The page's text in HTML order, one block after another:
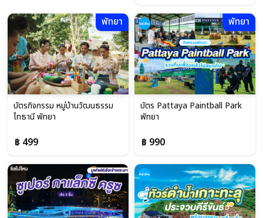
พัทยา
บัตรกิจกรรม หมู่บ้านวัฒนธรรม
ไทธานี พัทยา
฿ 499
พัทยา
บัตร Pattaya Paintball Park
พัทยา
฿ 990